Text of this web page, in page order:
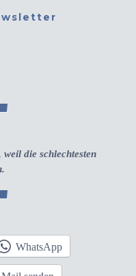
die schlechtesten
WhatsApp